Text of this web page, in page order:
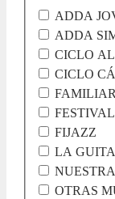
ADDA
ADDA
CICLO
CICLO
FIJAZZ
LA
OTRAS